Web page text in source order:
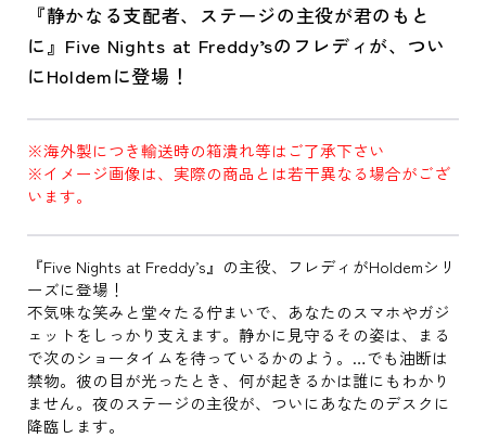
『静かなる支配者、ステージの主役が君のもと
に』Five Nights at Freddy’sのフレディが、つい
にHoldemに登場！
※海外製につき輸送時の箱潰れ等はご了承下さい
※イメージ画像は、実際の商品とは若干異なる場合がござ
います。
『Five Nights at Freddy’s』の主役、フレディがHoldemシリ
ーズに登場！
不気味な笑みと堂々たる佇まいで、あなたのスマホやガジ
ェットをしっかり支えます。静かに見守るその姿は、まる
で次のショータイムを待っているかのよう。…でも油断は
禁物。彼の目が光ったとき、何が起きるかは誰にもわかり
ません。夜のステージの主役が、ついにあなたのデスクに
降臨します。